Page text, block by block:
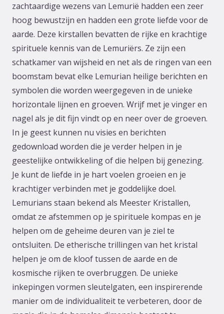
zachtaardige wezens van Lemurië hadden een zeer
hoog bewustzijn en hadden een grote liefde voor de
aarde. Deze kirstallen bevatten de rijke en krachtige
spirituele kennis van de Lemuriërs. Ze zijn een
schatkamer van wijsheid en net als de ringen van een
boomstam bevat elke Lemurian heilige berichten en
symbolen die worden weergegeven in de unieke
horizontale lijnen en groeven. Wrijf met je vinger en
nagel als je dit fijn vindt op en neer over de groeven.
In je geest kunnen nu visies en berichten
gedownload worden die je verder helpen in je
geestelijke ontwikkeling of die helpen bij genezing.
Je kunt de liefde in je hart voelen groeien en je
krachtiger verbinden met je goddelijke doel.
Lemurians staan bekend als Meester Kristallen,
omdat ze afstemmen op je spirituele kompas en je
helpen om de geheime deuren van je ziel te
ontsluiten. De etherische trillingen van het kristal
helpen je om de kloof tussen de aarde en de
kosmische rijken te overbruggen. De unieke
inkepingen vormen sleutelgaten, een inspirerende
manier om de individualiteit te verbeteren, door de